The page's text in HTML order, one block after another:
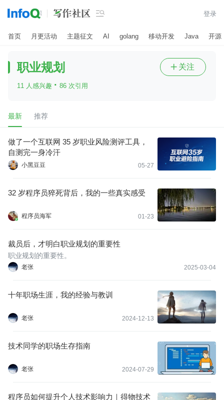
 登录
首页 月更活动 主题征文 AI golang 移动开发 Java 开源
职业规划
11 人感兴趣 · 86 次引用
 关注
最新 推荐
做了一个互联网 35 岁职业风险测评工具，
自测完一身冷汗
小黑豆豆 05-27
32 岁程序员猝死背后，我的一些真实感受
程序员海军 01-23
裁员后，才明白职业规划的重要性
老张 2025-03-04
职业规划的重要性。
十年职场生涯，我的经验与教训
老张 2024-12-13
技术同学的职场生存指南
老张 2024-07-29
程序员如何提升个人技术影响力｜得物技术